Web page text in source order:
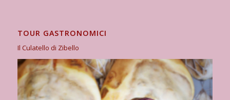
TOUR GASTRONOMICI
Il Culatello di Zibello